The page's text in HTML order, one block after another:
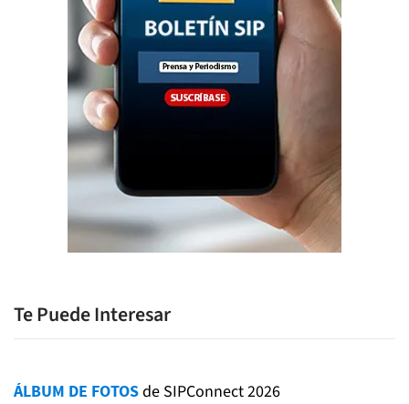
Te Puede Interesar
ÁLBUM DE FOTOSde SIPConnect 2026